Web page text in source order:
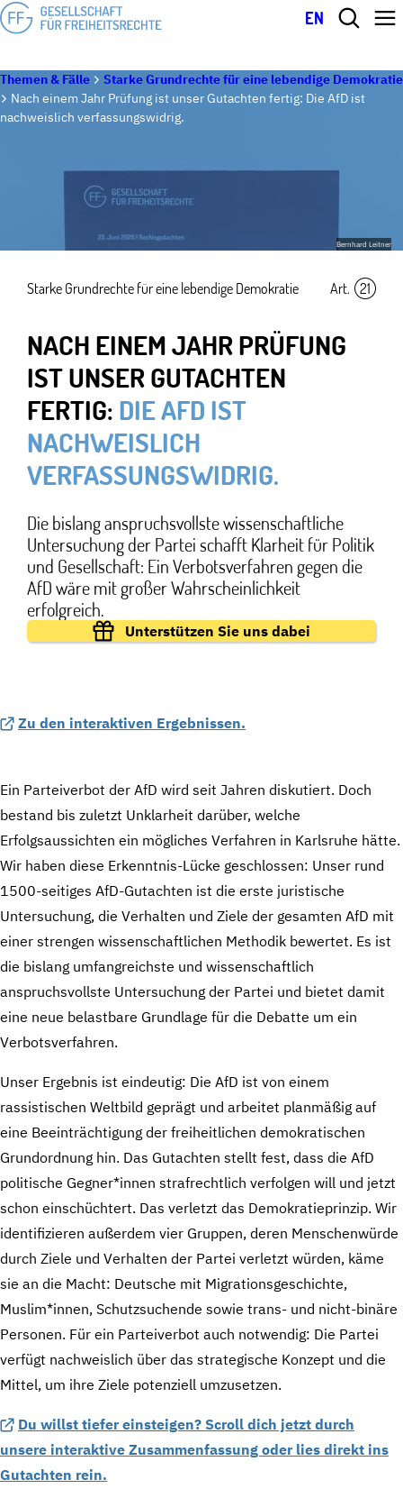
EN
Themen & Fälle
Starke Grundrechte für eine lebendige Demokratie
Nach einem Jahr Prüfung ist unser Gutachten fertig: Die AfD ist
nachweislich verfassungswidrig.
Bernhard Leitner
Starke Grundrechte für eine lebendige Demokratie Art. 21
NACH EINEM JAHR PRÜFUNG
IST UNSER GUTACHTEN
FERTIG: DIE AFD IST
NACHWEISLICH
VERFASSUNGSWIDRIG.
Die bislang anspruchsvollste wissenschaftliche
Untersuchung der Partei schafft Klarheit für Politik
und Gesellschaft: Ein Verbotsverfahren gegen die
AfD wäre mit großer Wahrscheinlichkeit
erfolgreich.
Unterstützen Sie uns dabei
Zu den interaktiven Ergebnissen.
Ein Parteiverbot der AfD wird seit Jahren diskutiert. Doch
bestand bis zuletzt Unklarheit darüber, welche
Erfolgsaussichten ein mögliches Verfahren in Karlsruhe hätte.
Wir haben diese Erkenntnis-Lücke geschlossen: Unser rund
1500-seitiges AfD-Gutachten ist die erste juristische
Untersuchung, die Verhalten und Ziele der gesamten AfD mit
einer strengen wissenschaftlichen Methodik bewertet. Es ist
die bislang umfangreichste und wissenschaftlich
anspruchsvollste Untersuchung der Partei und bietet damit
eine neue belastbare Grundlage für die Debatte um ein
Verbotsverfahren.
Unser Ergebnis ist eindeutig: Die AfD ist von einem
rassistischen Weltbild geprägt und arbeitet planmäßig auf
eine Beeinträchtigung der freiheitlichen demokratischen
Grundordnung hin. Das Gutachten stellt fest, dass die AfD
politische Gegner*innen strafrechtlich verfolgen will und jetzt
schon einschüchtert. Das verletzt das Demokratieprinzip. Wir
identifizieren außerdem vier Gruppen, deren Menschenwürde
durch Ziele und Verhalten der Partei verletzt würden, käme
sie an die Macht: Deutsche mit Migrationsgeschichte,
Muslim*innen, Schutzsuchende sowie trans- und nicht-binäre
Personen. Für ein Parteiverbot auch notwendig: Die Partei
verfügt nachweislich über das strategische Konzept und die
Mittel, um ihre Ziele potenziell umzusetzen.
Du willst tiefer einsteigen? Scroll dich jetzt durch
unsere interaktive Zusammenfassung oder lies direkt ins
Gutachten rein.